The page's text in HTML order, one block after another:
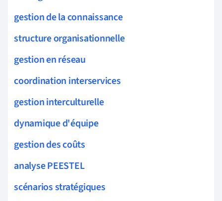
gestion de la connaissance
structure organisationnelle
gestion en réseau
coordination interservices
gestion interculturelle
dynamique d'équipe
gestion des coûts
analyse PEESTEL
scénarios stratégiques